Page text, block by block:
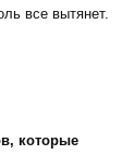
все вытянет.
которые